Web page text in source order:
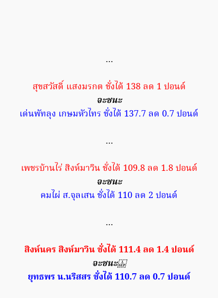
…
สุขสวัสดิ์ แสงมรกต ชั่งได้ 138 ลด 1 ปอนด์
จะชนะ
เด่นพัทลุง เกษมหัวไทร ชั่งได้ 137.7 ลด 0.7 ปอนด์
…
เพชรบ้านไร่ สิงห์มาวิน ชั่งได้ 109.8 ลด 1.8 ปอนด์
จะชนะ
คมไผ่ ส.จุลเสน ชั่งได้ 110 ลด 2 ปอนด์
…
สิงห์นคร สิงห์มาวิน ชั่งได้ 111.4 ลด 1.4 ปอนด์
จะชนะ
ยุทธพร น.นริสสร ชั่งได้ 110.7 ลด 0.7 ปอนด์